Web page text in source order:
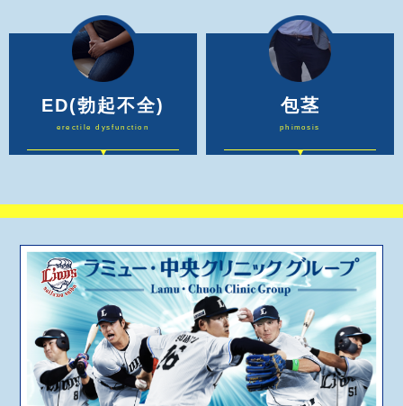
ED(勃起不全)
erectile dysfunction
包茎
phimosis